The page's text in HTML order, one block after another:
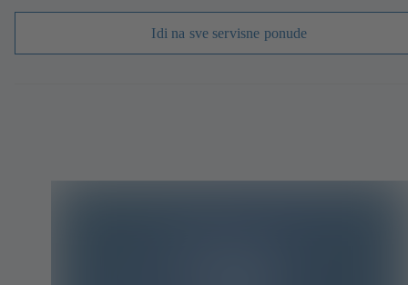
Idi na sve servisne ponude